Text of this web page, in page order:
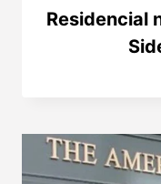
Residencial